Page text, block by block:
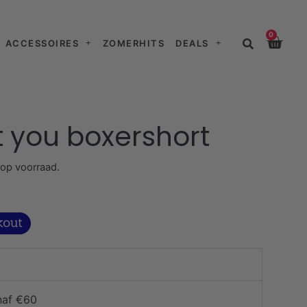
ACCESSOIRES ZOMERHITS DEALS
0
boxershort
voorraad.
€60